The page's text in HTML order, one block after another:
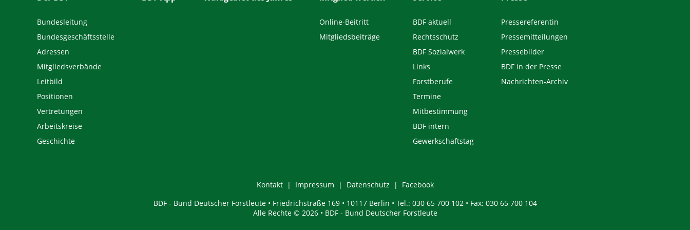
Bundesleitung
Bundesgeschäftsstelle
Adressen
Mitgliedsverbände
Leitbild
Positionen
Vertretungen
Arbeitskreise
Geschichte
Online-Beitritt
Mitgliedsbeiträge
BDF aktuell
Rechtsschutz
BDF Sozialwerk
Links
Forstberufe
Termine
Mitbestimmung
BDF intern
Gewerkschaftstag
Pressereferentin
Pressemitteilungen
Pressebilder
BDF in der Presse
Nachrichten-Archiv
Kontakt Impressum Datenschutz
Facebook
BDF - Bund Deutscher Forstleute • Friedrichstraße 169 • 10117 Berlin • Tel.: 030 65 700 102 • Fax: 030 65 700 104
Alle Rechte © 2026 • BDF - Bund Deutscher Forstleute